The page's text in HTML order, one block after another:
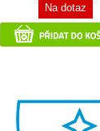
Na dotaz